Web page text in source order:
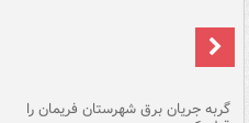
گربه جریان برق شهرستان فریمان را